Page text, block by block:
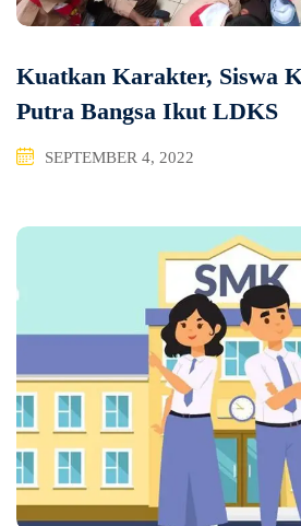
Kuatkan Karakter, Siswa
Putra Bangsa Ikut LDKS
SEPTEMBER 4, 2022